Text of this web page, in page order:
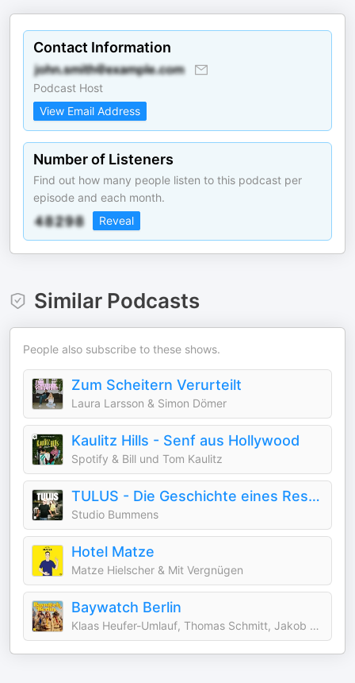
Contact Information
Podcast Host
View Email Address
Number of Listeners
Find out how many people listen to this podcast per
episode and each month.
Reveal
Similar Podcasts
People also subscribe to these shows.
Zum Scheitern Verurteilt
Laura Larsson & Simon Dömer
Kaulitz Hills - Senf aus Hollywood
Spotify & Bill und Tom Kaulitz
TULUS - Die Geschichte eines Restaurants
Studio Bummens
Hotel Matze
Matze Hielscher & Mit Vergnügen
Baywatch Berlin
Klaas Heufer-Umlauf, Thomas Schmitt, Jakob Lundt & Studio Bummens